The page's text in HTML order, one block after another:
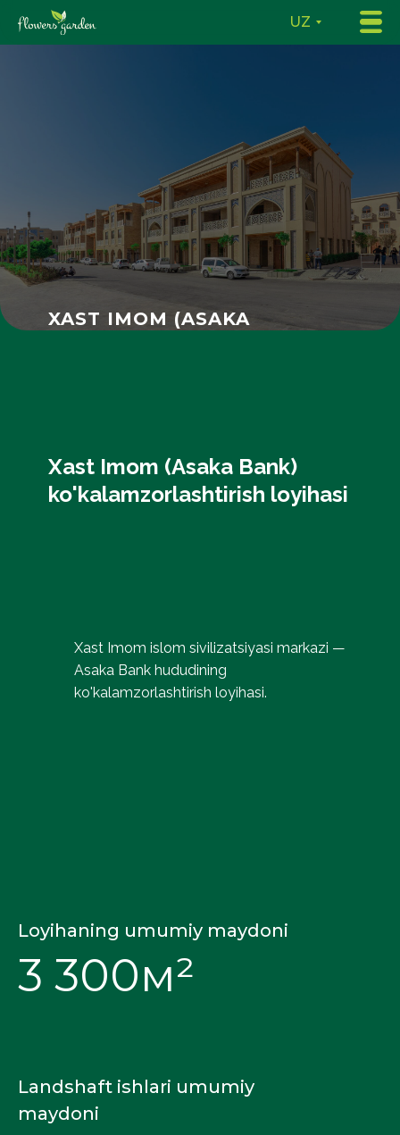
UZ
XAST IMOM (ASAKA
Xast Imom (Asaka Bank)
ko'kalamzorlashtirish loyihasi
Xast Imom islom sivilizatsiyasi markazi —
Asaka Bank hududining
ko'kalamzorlashtirish loyihasi.
3 300м²
Landshaft ishlari umumiy
maydoni
Loyihaning umumiy maydoni